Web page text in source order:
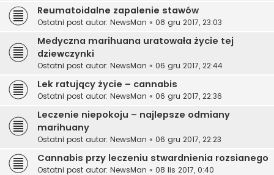
Reumatoidalne zapalenie stawów
Ostatni post autor: NewsMan « 08 gru 2017, 23:03
Medyczna marihuana uratowała życie tej
dziewczynki
Ostatni post autor: NewsMan « 06 gru 2017, 22:44
Lek ratujący życie – cannabis
Ostatni post autor: NewsMan « 06 gru 2017, 22:36
Leczenie niepokoju – najlepsze odmiany
marihuany
Ostatni post autor: NewsMan « 06 gru 2017, 22:23
Cannabis przy leczeniu stwardnienia rozsianego
Ostatni post autor: NewsMan « 08 lis 2017, 0:40